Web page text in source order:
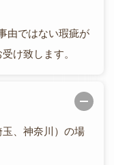
由ではない瑕疵が
け致します。
、神奈川）の場